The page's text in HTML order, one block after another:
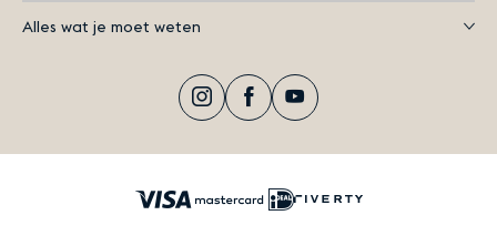
Alles wat je moet weten
InstagramFacebookYouTube
Mastercard
iDEAL